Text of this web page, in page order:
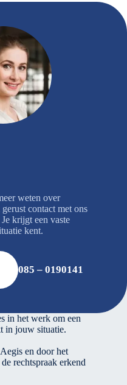
weten over
contact met ons
krijgt een vaste
kent.
085 – 0190141
beheer. Bij ons
in het werk om een
in jouw situatie.
en door het
rechtspraak erkend